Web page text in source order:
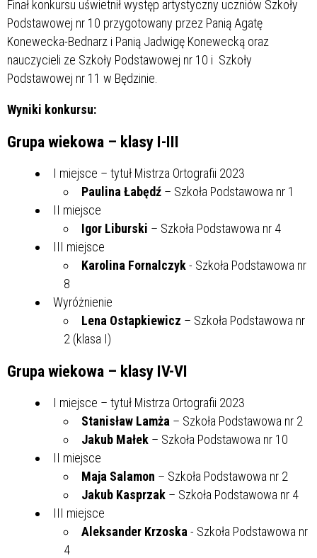
Finał konkursu uświetnił występ artystyczny uczniów Szkoły
Podstawowej nr 10 przygotowany przez Panią Agatę
Konewecka-Bednarz i Panią Jadwigę Konewecką oraz
nauczycieli ze Szkoły Podstawowej nr 10 i Szkoły
Podstawowej nr 11 w Będzinie.
Wyniki konkursu:
Grupa wiekowa – klasy I-III
I miejsce – tytuł Mistrza Ortografii 2023
Paulina Łabędź – Szkoła Podstawowa nr 1
II miejsce
Igor Liburski – Szkoła Podstawowa nr 4
III miejsce
Karolina Fornalczyk- Szkoła Podstawowa nr
8
Wyróżnienie
Lena Ostapkiewicz – Szkoła Podstawowa nr
2 (klasa I)
Grupa wiekowa – klasy IV-VI
I miejsce – tytuł Mistrza Ortografii 2023
Stanisław Lamża – Szkoła Podstawowa nr 2
Jakub Małek – Szkoła Podstawowa nr 10
II miejsce
Maja Salamon – Szkoła Podstawowa nr 2
Jakub Kasprzak – Szkoła Podstawowa nr 4
III miejsce
Aleksander Krzoska - Szkoła Podstawowa nr
4